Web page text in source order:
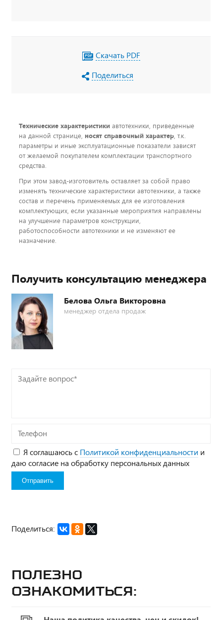
Скачать PDF
Поделиться
Технические характеристики автотехники, приведенные
на данной странице, носят справочный характер, т.к.
параметры и иные эксплуатационные показатели зависят
от желаемой покупателем комплектации транспортного
средства.
При этом завод-изготовитель оставляет за собой право
изменять технические характеристики автотехники, а также
состав и перечень применяемых для ее изготовления
комплектующих, если указанные мероприятия направлены
на улучшение параметров конструкции,
работоспособности автотехники и не изменяют ее
назначение.
Получить консультацию менеджера
Белова Ольга Викторовна
менеджер отдела продаж
Задайте
вопрос*
Телефон
Я соглашаюсь с Политикой конфиденциальности и
даю согласие на обработку персональных данных
Поделиться:
Полезно
ознакомиться: